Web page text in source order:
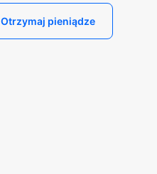
Otrzymaj pieniądze